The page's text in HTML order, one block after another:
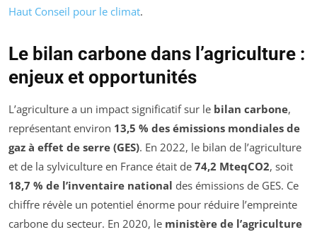
Haut Conseil pour le climat.
Le bilan carbone dans l’agriculture :
enjeux et opportunités
L’agriculture a un impact significatif sur le bilan carbone,
représentant environ 13,5 % des émissions mondiales de
gaz à effet de serre (GES). En 2022, le bilan de l’agriculture
et de la sylviculture en France était de 74,2 MteqCO2, soit
18,7 % de l’inventaire national des émissions de GES. Ce
chiffre révèle un potentiel énorme pour réduire l’empreinte
carbone du secteur. En 2020, le ministère de l’agriculture